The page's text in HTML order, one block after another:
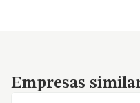
Empresas similares
Empresas